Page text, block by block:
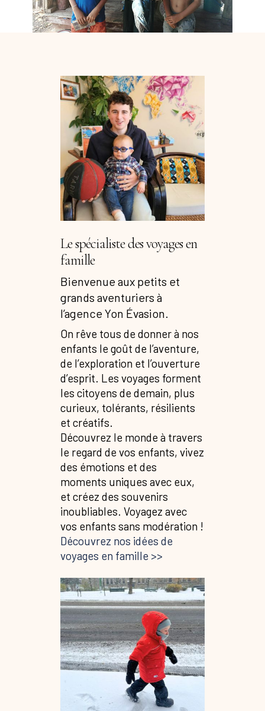
Le spécialiste des voyages en
famille
Bienvenue aux petits et
grands aventuriers à
l’agence Yon Évasion.
On rêve tous de donner à nos
enfants le goût de l’aventure,
de l’exploration et l’ouverture
d’esprit. Les voyages forment
les citoyens de demain, plus
curieux, tolérants, résilients
et créatifs.
Découvrez le monde à travers
le regard de vos enfants, vivez
des émotions et des
moments uniques avec eux,
et créez des souvenirs
inoubliables. Voyagez avec
vos enfants sans modération !
Découvrez nos idées de
voyages en famille >>